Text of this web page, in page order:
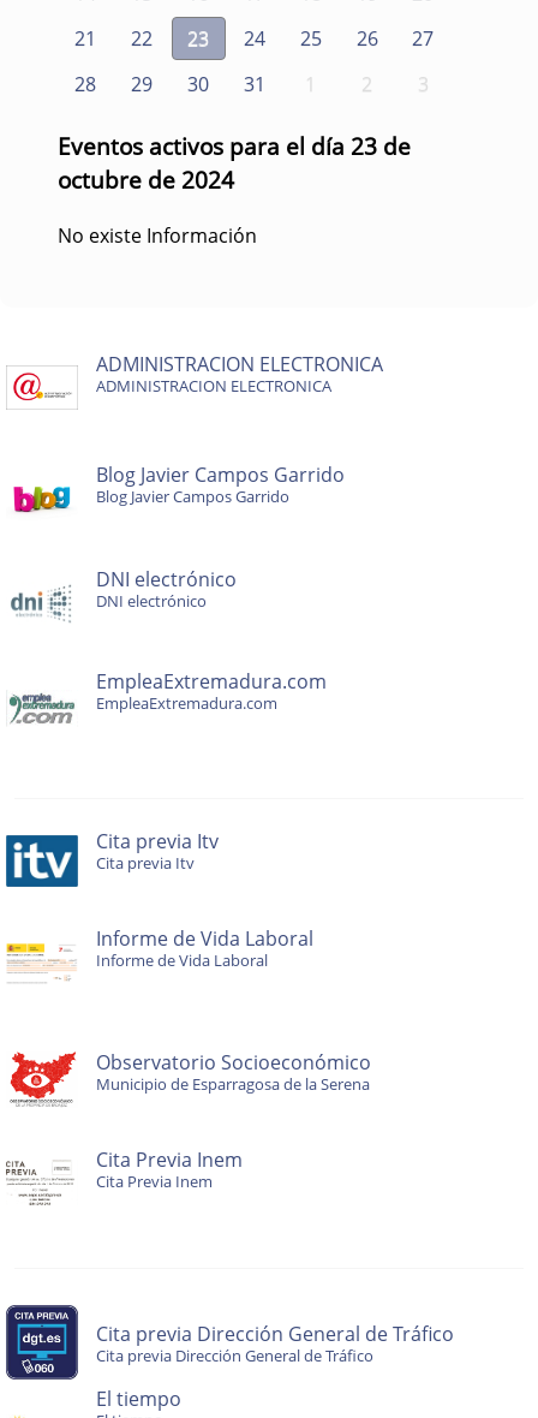
21
22 23 24 25 26
27
28
29 30 31 1 2 3
Eventos activos para el día 23 de
octubre de 2024
No existe Información
ADMINISTRACION ELECTRONICA
ADMINISTRACION ELECTRONICA
Blog Javier Campos Garrido
Blog Javier Campos Garrido
DNI electrónico
DNI electrónico
EmpleaExtremadura.com
EmpleaExtremadura.com
Cita previa Itv
Cita previa Itv
Informe de Vida Laboral
Informe de Vida Laboral
Observatorio Socioeconómico
Municipio de Esparragosa de la Serena
Cita Previa Inem
Cita Previa Inem
Cita previa Dirección General de Tráfico
Cita previa Dirección General de Tráfico
El tiempo